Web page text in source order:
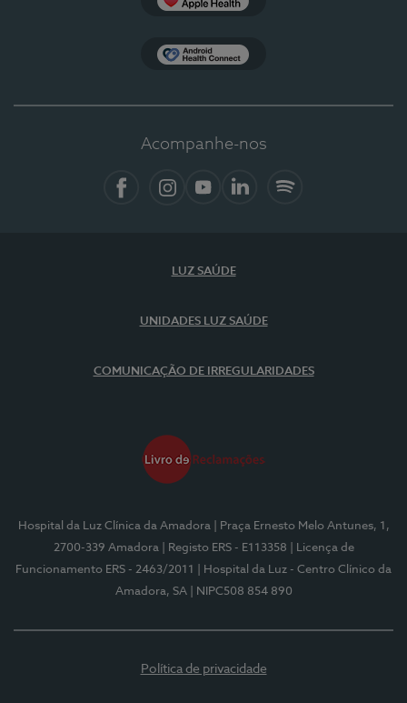
Acompanhe-nos
LUZ SAÚDE
UNIDADES LUZ SAÚDE
COMUNICAÇÃO DE IRREGULARIDADES
Hospital da Luz Clínica da Amadora
| Praça Ernesto Melo Antunes, 1,
2700-339 Amadora
| Registo ERS - E113358
| Licença de
Funcionamento ERS - 2463/2011
| Hospital da Luz - Centro Clínico da
Amadora, SA
| NIPC508 854 890
Política de privacidade